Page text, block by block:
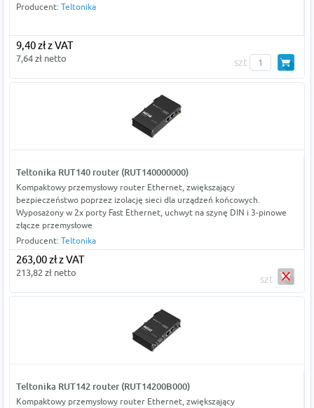
Producent: Teltonika
9,40 zł z VAT
7,64 zł netto szt
Teltonika RUT140 router (RUT140000000)
Kompaktowy przemysłowy router Ethernet, zwiększający
bezpieczeństwo poprzez izolację sieci dla urządzeń końcowych.
Wyposażony w 2x porty Fast Ethernet, uchwyt na szynę DIN i 3-pinowe
złącze przemysłowe
Producent: Teltonika
263,00 zł z VAT
213,82 zł netto
szt
Teltonika RUT142 router (RUT14200B000)
Kompaktowy przemysłowy router Ethernet, zwiększający